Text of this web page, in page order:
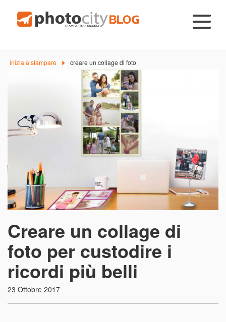
inizia a stampare creare un collage di foto
Creare un collage di
foto per custodire i
ricordi più belli
23 Ottobre 2017